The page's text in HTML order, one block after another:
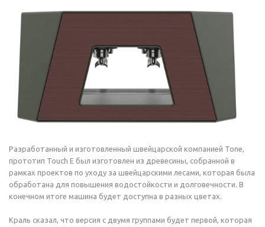
Разработанный и изготовленный швейцарской компанией Tone,
прототип Touch E был изготовлен из древесины, собранной в
рамках проектов по уходу за швейцарскими лесами, которая была
обработана для повышения водостойкости и долговечности. В
конечном итоге машина будет доступна в разных цветах.
Краль сказал, что версия с двумя группами будет первой, которая